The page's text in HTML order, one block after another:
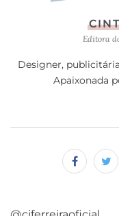
Editora
Designer,
Apaixonada